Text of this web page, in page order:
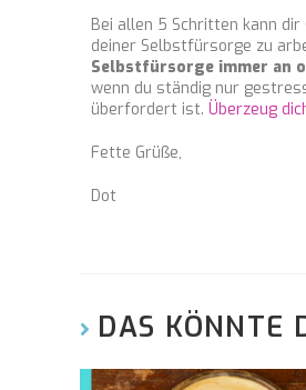
Bei allen 5 Schritten kann
deiner Selbstfürsorge zu
Selbstfürsorge immer an
wenn du ständig nur
überfordert ist. Überzeug
Fette Grüße,
Dot
DAS KÖNNTE